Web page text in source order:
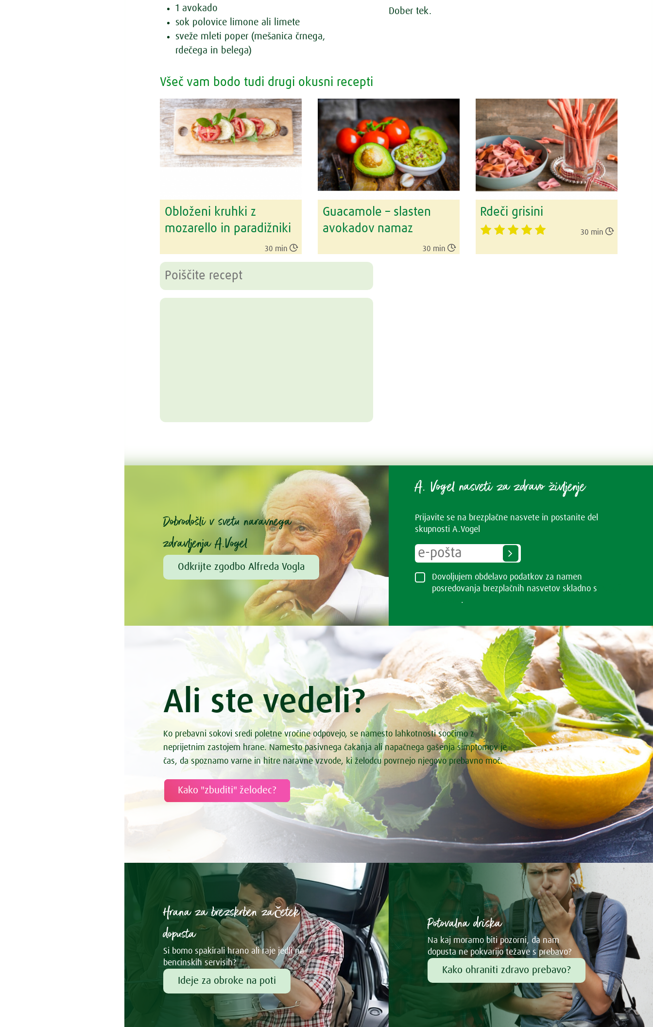
1 avokado
sok polovice limone ali limete
sveže mleti poper (mešanica črnega,
rdečega in belega)
Dober tek.
Všeč vam bodo tudi drugi okusni recepti
Obloženi kruhki z
mozarello in paradižniki
30 min
Guacamole – slasten
avokadov namaz
30 min 
Rdeči grisini
30 min 
Dobrodošli v svetu naravnega
zdravljenja A.Vogel
Odkrijte zgodbo Alfreda Vogla
A. Vogel nasveti za zdravo življenje
Prijavite se na brezplačne nasvete in postanite del
skupnosti A.Vogel
Dovoljujem obdelavo podatkov za namen
posredovanja brezplačnih nasvetov skladno s
.
Ali ste vedeli?
Ko prebavni sokovi sredi poletne vročine odpovejo, se namesto lahkotnosti soočimo z
neprijetnim zastojem hrane. Namesto pasivnega čakanja ali napačnega gašenja simptomov je
čas, da spoznamo varne in hitre naravne vzvode, ki želodcu povrnejo njegovo prebavno moč.
Kako "zbuditi" želodec?
Hrana za brezskrben začetek
dopusta
Si bomo spakirali hrano ali raje jedli na
bencinskih servisih?
Ideje za obroke na poti
Potovalna driska
Na kaj moramo biti pozorni, da nam
dopusta ne pokvarijo težave s prebavo?
Kako ohraniti zdravo prebavo?